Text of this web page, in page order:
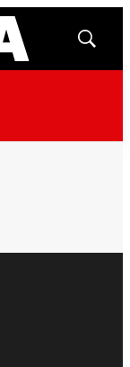
Mostrar